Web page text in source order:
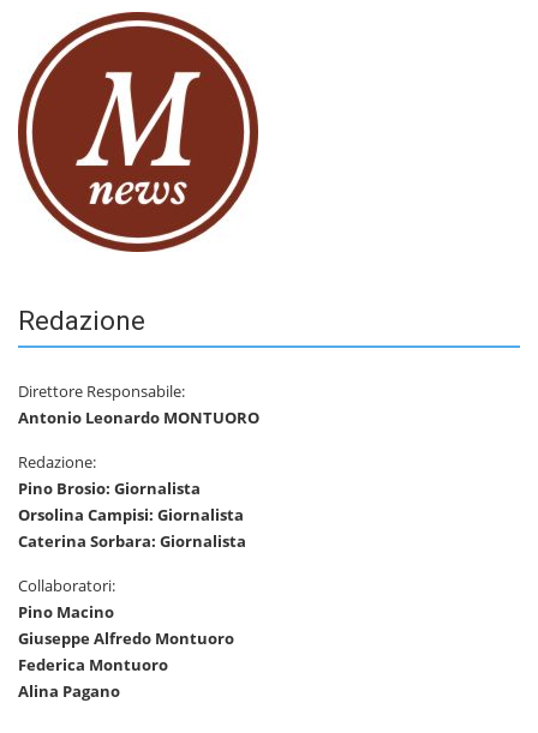
Redazione
Direttore Responsabile:
Antonio Leonardo MONTUORO
Redazione:
Pino Brosio: Giornalista
Orsolina Campisi: Giornalista
Caterina Sorbara: Giornalista
Collaboratori:
Pino Macino
Giuseppe Alfredo Montuoro
Federica Montuoro
Alina Pagano